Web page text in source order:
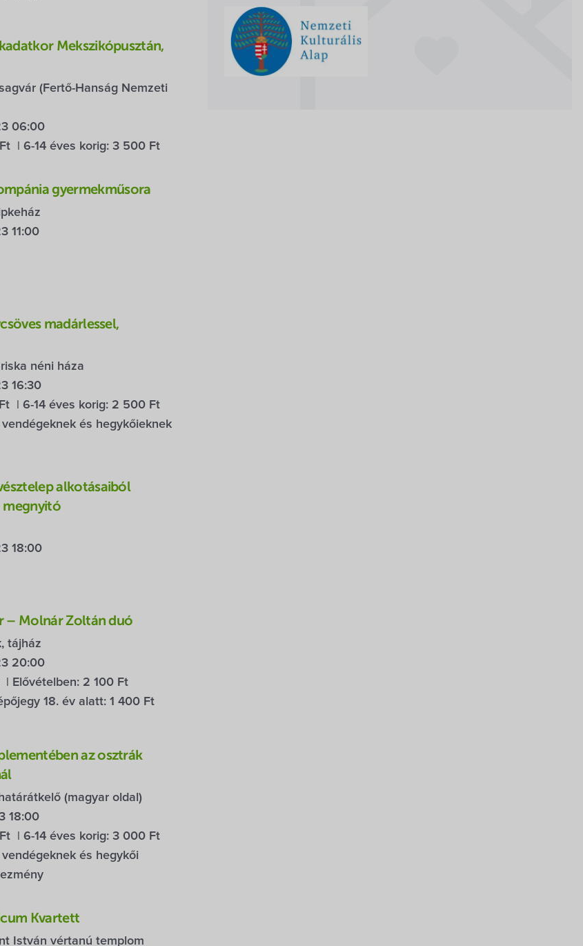
Mekszikópusztán,
(Fertő-Hanság Nemzeti
06:00
| 6-14 éves korig: 3 500 Ft
gyermekműsora
11:00
madárlessel,
néni háza
16:30
| 6-14 éves korig: 2 500 Ft
és hegykőieknek
alkotásaiból
megnyitó
18:00
– Molnár Zoltán duó
tájház
20:00
| Elővételben: 2 100 Ft
18. év alatt: 1 400 Ft
az osztrák
(magyar oldal)
18:00
| 6-14 éves korig: 3 000 Ft
és hegykői
Kvartett
István vértanú templom